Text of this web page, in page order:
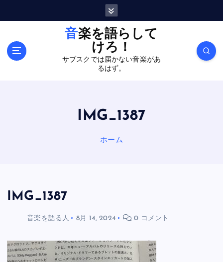
音楽を語らして
けろ！
サブスクでは届かない音楽があ
るはず。
IMG_1387
ホーム
IMG_1387
音楽を語る人 8月 14, 2024 0 コメント